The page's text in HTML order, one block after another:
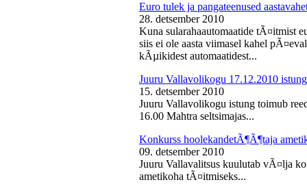
Euro tulek ja pangateenused
28. detsember 2010
Kuna sularahaautomaatide tÃ¤itmist
siis ei ole aasta viimasel kahel
kÃµikidest automaatidest...
Juuru Vallavolikogu 17.12.2010 istung
15. detsember 2010
Juuru Vallavolikogu istung toimub
16.00 Mahtra seltsimajas...
Konkurss hoolekandetÃ¶Ã¶taja
09. detsember 2010
Juuru Vallavalitsus kuulutab vÃ¤lja
ametikoha tÃ¤itmiseks...